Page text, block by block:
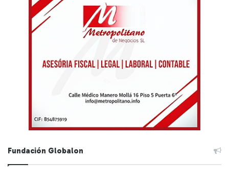
Fundación Globalon